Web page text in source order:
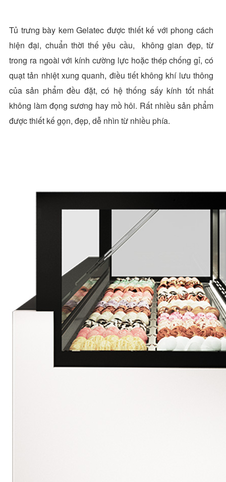
Tủ trưng bày kem Gelatec được thiết kế với phong cách
hiện đại, chuẩn thời thế yêu cầu, không gian đẹp, từ
trong ra ngoài với kính cường lực hoặc thép chống gỉ, có
quạt tản nhiệt xung quanh, điều tiết không khí lưu thông
của sản phẩm đều đặt, có hệ thống sấy kính tốt nhất
không làm đọng sương hay mồ hôi. Rất nhiều sản phẩm
được thiết kế gọn, đẹp, dễ nhìn từ nhiều phía.